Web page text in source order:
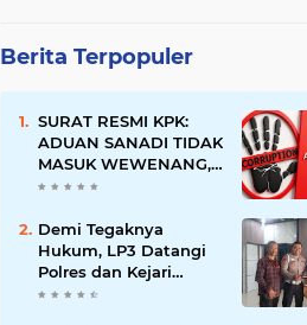
Berita Terpopuler
SURAT RESMI KPK:
ADUAN SANADI TIDAK
MASUK WEWENANG,
DESA BABAKAN
DESA ANTI KORUPSI
OLEH KEJAKSAAN
Demi Tegaknya
Hukum, LP3 Datangi
Polres dan Kejari
Majalengka; Minta